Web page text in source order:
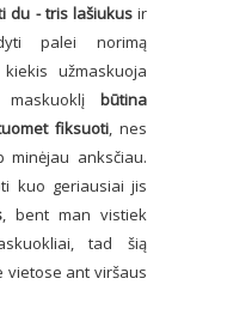
du - tris lašiukusir
palei norimą
užmaskuoja
būtina
fiksuoti, nes
minėjau anksčiau.
kuo geriausiai jis
, bent man vistiek
tad šią
vietose ant viršaus